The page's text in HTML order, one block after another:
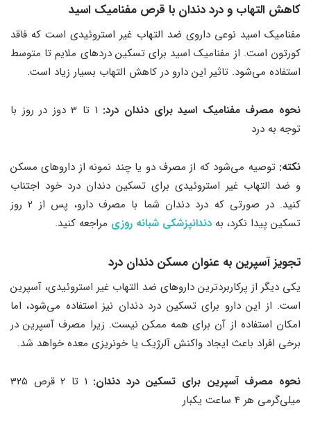
کاهش التهاب و درد دندان با قرص مفنامیک اسید
مفنامیک اسید نوعی داروی ضد التهاب غیر استروئیدی است که فاقد
کورتون است. از مفنامیک اسید برای تسکین دردهای ملایم تا متوسط
استفاده می‌شود. تاثیر این دارو در کاهش التهاب بسیار زیاد است.
نحوه مصرف مفنامیک اسید برای دندان درد:
1 تا 3 دوز در روز با
توجه به درد
نکته: توصیه می‌شود که از مصرف دو یا چند نمونه از داروهای مسکن
و ضد التهاب غیر استروئیدی برای تسکین دندان درد خود اجتناب
کنید. در صورتی که درد دندان شما با مصرف دارو، پس از 2 روز
تسکین پیدا نکرد، به دندانپزشکی شبانه روزی مراجعه کنید.
تجویز آسپرین به عنوان مسکن دندان درد
یکی دیگر از پرکاربردترین داروهای ضد التهاب غیر استروئیدی، آسپرین
است. از این دارو برای تسکین درد دندان نیز استفاده می‌شود، اما
امکان استفاده از آن برای همه ممکن نیست. زیرا مصرف آسپرین در
برخی افراد باعث ایجاد واکنش آلرژیک یا خونریزی معده خواهد شد.
نحوه مصرف آسپرین برای تسکین درد دندان:
1 تا 2 قرص 325
میلی‌گرمی هر 4 ساعت یکبار